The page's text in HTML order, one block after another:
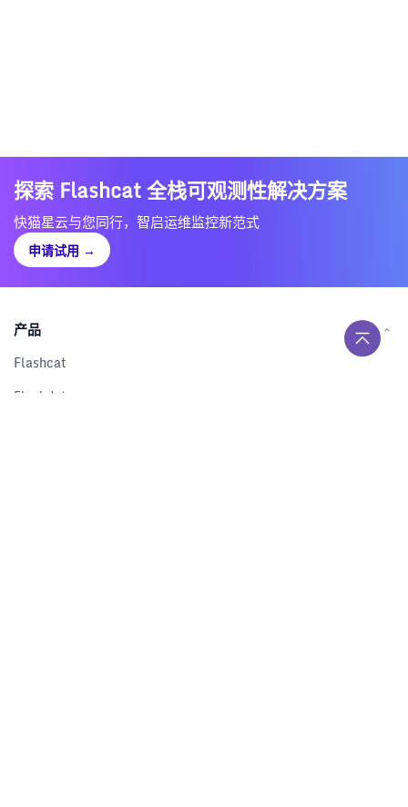
探索 Flashcat 全栈可观测性解决方案
快猫星云与您同行，智启运维监控新范式
申请试用 →
产品
Flashcat
Flashduty